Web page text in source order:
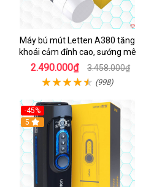
Máy bú mút Letten A380 tăng
khoái cảm đỉnh cao, sướng mê
2.490.000₫ 3.458.000₫
(998)
-45%
Hot
5